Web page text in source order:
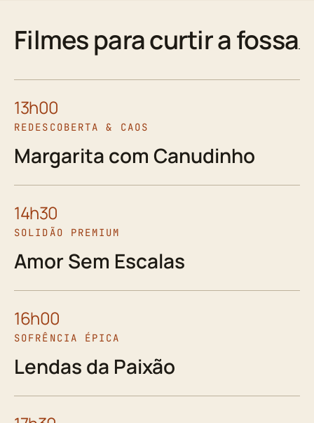
Filmes para curtir a fossa
13h00
REDESCOBERTA & CAOS
Margarita com Canudinho
14h30
SOLIDÃO PREMIUM
Amor Sem Escalas
16h00
SOFRÊNCIA ÉPICA
Lendas da Paixão